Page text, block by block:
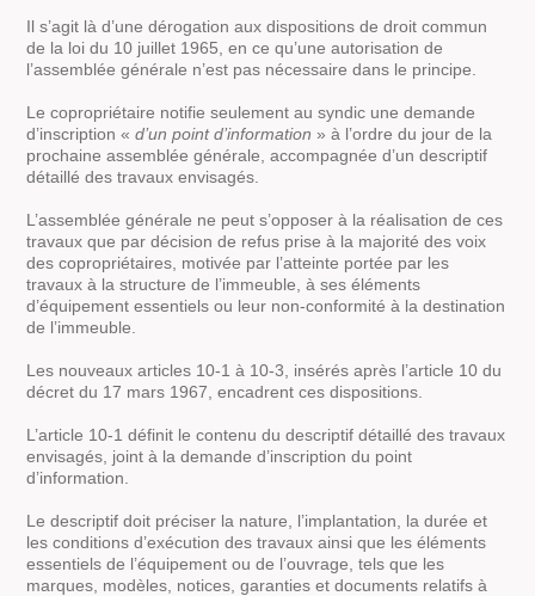
Il s’agit là d’une dérogation aux dispositions de droit commun
de la loi du 10 juillet 1965, en ce qu’une autorisation de
l’assemblée générale n’est pas nécessaire dans le principe.
Le copropriétaire notifie seulement au syndic une demande
d’inscription «d’un point d’information » à l’ordre du jour de la
prochaine assemblée générale, accompagnée d’un descriptif
détaillé des travaux envisagés.
L’assemblée générale ne peut s’opposer à la réalisation de ces
travaux que par décision de refus prise à la majorité des voix
des copropriétaires, motivée par l’atteinte portée par les
travaux à la structure de l’immeuble, à ses éléments
d’équipement essentiels ou leur non-conformité à la destination
de l’immeuble.
Les nouveaux articles 10-1 à 10-3, insérés après l’article 10 du
décret du 17 mars 1967, encadrent ces dispositions.
L’article 10-1 définit le contenu du descriptif détaillé des travaux
envisagés, joint à la demande d’inscription du point
d’information.
Le descriptif doit préciser la nature, l’implantation, la durée et
les conditions d’exécution des travaux ainsi que les éléments
essentiels de l’équipement ou de l’ouvrage, tels que les
marques, modèles, notices, garanties et documents relatifs à